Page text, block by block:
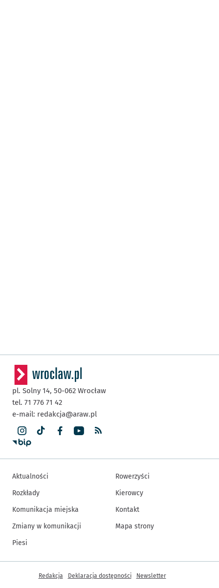
pl. Solny 14, 50-062 Wrocław
tel. 71 776 71 42
e-mail: redakcja@araw.pl
Aktualności
Rozkłady
Komunikacja miejska
Zmiany w komunikacji
Piesi
Rowerzyści
Kierowcy
Kontakt
Mapa strony
Inne informacje
Redakcja Deklaracja dostępności Newsletter